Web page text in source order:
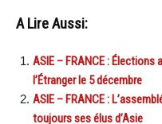
A Lire Aussi:
ASIE – FRANCE : Élections
l’Étranger le 5 décembre
ASIE – FRANCE :
toujours ses élus d’Asie